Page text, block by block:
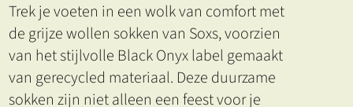
Trek je voeten in een wolk van comfort met
de grijze wollen sokken van Soxs, voorzien
van het stijlvolle Black Onyx label gemaakt
van gerecycled materiaal. Deze duurzame
sokken zijn niet alleen een feest voor je